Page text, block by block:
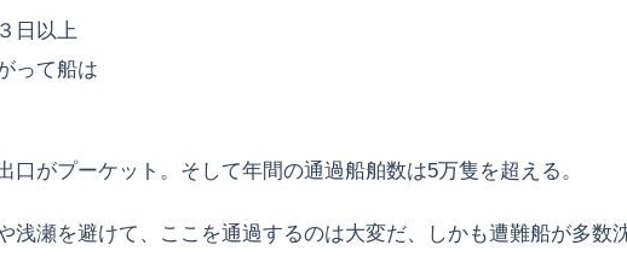
日以上
って船は
がプーケット。そして年間の通過船舶数は5万隻を超える。
瀬を避けて、ここを通過するのは大変だ、しかも遭難船が多数